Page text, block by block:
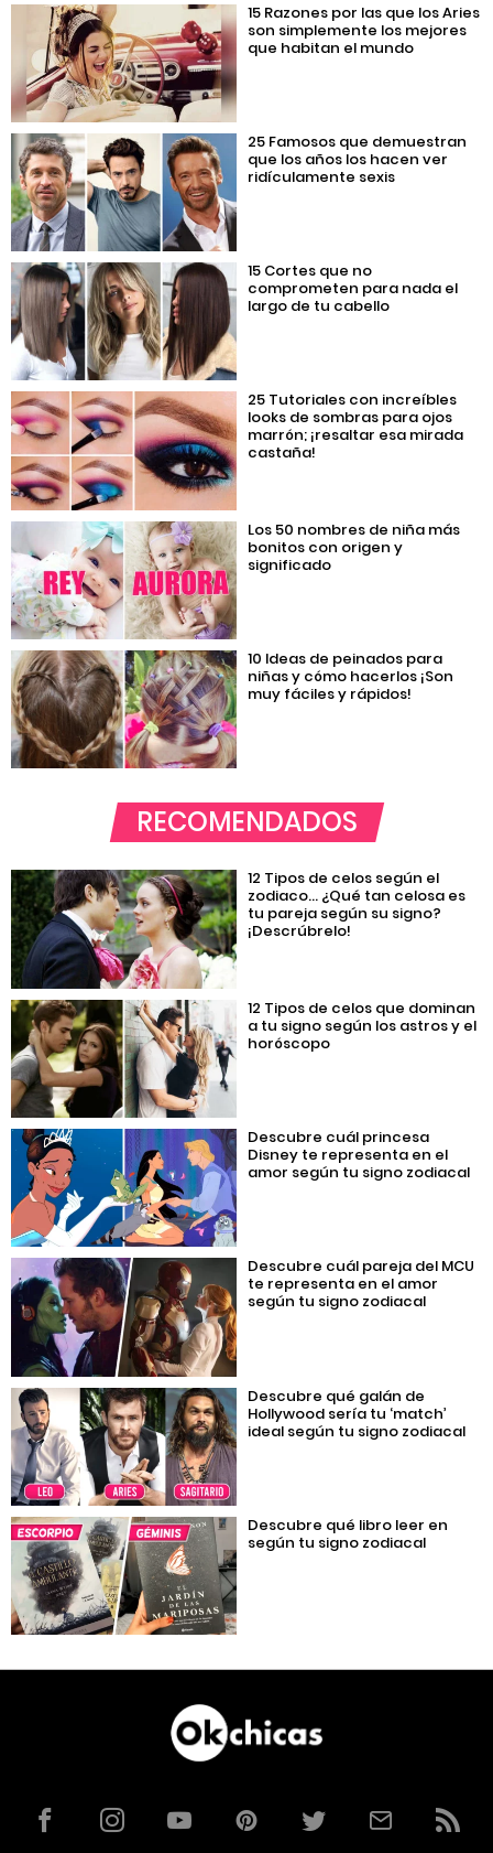
15 Razones por las que los Aries
son simplemente los mejores
que habitan el mundo
25 Famosos que demuestran
que los años los hacen ver
ridículamente sexis
15 Cortes que no
comprometen para nada el
largo de tu cabello
25 Tutoriales con increíbles
looks de sombras para ojos
marrón; ¡resaltar esa mirada
castaña!
Los 50 nombres de niña más
bonitos con origen y
significado
10 Ideas de peinados para
niñas y cómo hacerlos ¡Son
muy fáciles y rápidos!
RECOMENDADOS
12 Tipos de celos según el
zodiaco… ¿Qué tan celosa es
tu pareja según su signo?
¡Descrúbrelo!
12 Tipos de celos que dominan
a tu signo según los astros y el
horóscopo
Descubre cuál princesa
Disney te representa en el
amor según tu signo zodiacal
Descubre cuál pareja del MCU
te representa en el amor
según tu signo zodiacal
Descubre qué galán de
Hollywood sería tu ‘match’
ideal según tu signo zodiacal
Descubre qué libro leer en
según tu signo zodiacal
FacebookInstagramYouTubePinterestTwitterCorreoRSS